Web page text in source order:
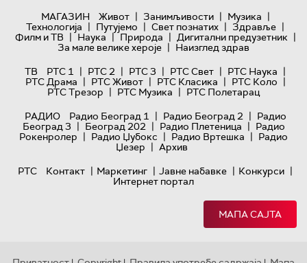
МАГАЗИН
Живот | Занимљивости | Музика |
Технологијa | Путујемо | Свет познатих | Здравље |
Филм и ТВ | Наука | Природа | Дигитални предузетник |
За мале велике хероје | Наизглед здрав
ТВ
РТС 1 | РТС 2 | РТС 3 | РТС Свет | РТС Наука |
РТС Драма | РТС Живот | РТС Класика | РТС Коло |
РТС Трезор | РТС Музика | РТС Полетарац
РАДИО
Радио Београд 1 | Радио Београд 2 | Радио
Београд 3 | Београд 202 | Радио Плетеница | Радио
Рокенролер | Радио Џубокс | Радио Вртешка | Радио
Џезер | Архив
РТС
Контакт | Маркетинг | Јавне набавке | Конкурси |
Интернет портал
МАПА САЈТА